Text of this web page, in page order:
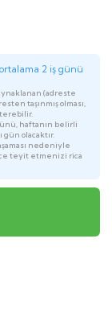
2 iş günü
(adreste
taşınmış olması,
haftanın belirli
gün olacaktır.
nedeniyle
teyit etmenizi rica